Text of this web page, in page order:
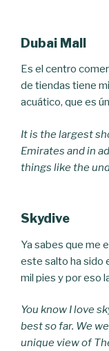
Dubai Mall
Es el centro
de tiendas tiene
acuático, que es
It is the largest
Emirates and in
things like the
Skydive
Ya sabes que me
este salto ha sido
mil pies y por eso
You know I love
best so far. We
unique view of